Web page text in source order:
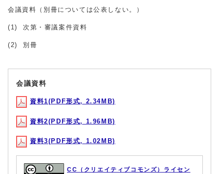
会議資料（別冊については公表しない。）
(1) 次第・審議案件資料
(2) 別冊
会議資料
資料1(PDF形式, 2.34MB)
資料2(PDF形式, 1.96MB)
資料3(PDF形式, 1.02MB)
CC（クリエイティブコモンズ）ライセン